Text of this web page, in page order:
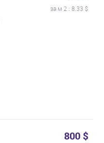
за м 2 : 8.33 $
800 $